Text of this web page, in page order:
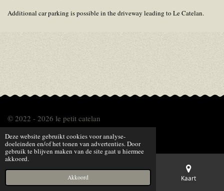
Deze website gebruikt cookies voor analyse-
doeleinden en/of het tonen van advertenties. Door
gebruik te blijven maken van de site gaat u hiermee
akkoord.
Akkoord
Additional car parking is possible in the driveway leading to Le Catelan.
© 2022 - 2026 le petit catelan
Powered by JouwWeb
Kaart